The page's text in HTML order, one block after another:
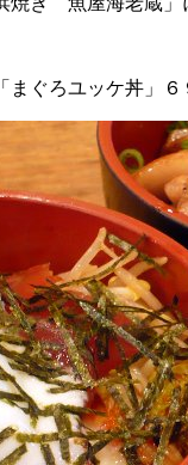
ぐろユッケ丼」６